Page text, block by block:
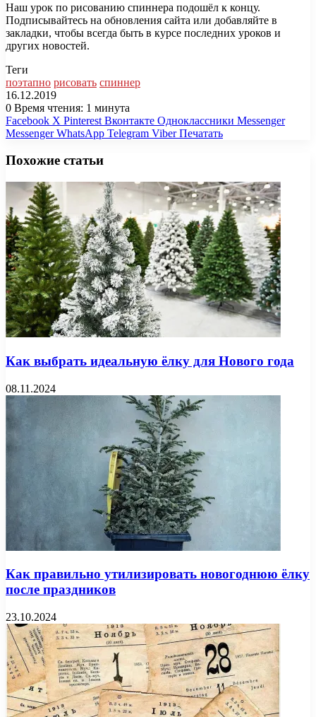
Наш урок по рисованию спиннера подошёл к концу.
Подписывайтесь на обновления сайта или добавляйте в
закладки, чтобы всегда быть в курсе последних уроков и
других новостей.
Теги
поэтапно рисовать спиннер
16.12.2019
0 Время чтения: 1 минута
Facebook X Pinterest Вконтакте Одноклассники Messenger
Messenger WhatsApp Telegram Viber Печатать
Похожие статьи
Как выбрать идеальную ёлку для Нового года
08.11.2024
Как правильно утилизировать новогоднюю ёлку
после праздников
23.10.2024